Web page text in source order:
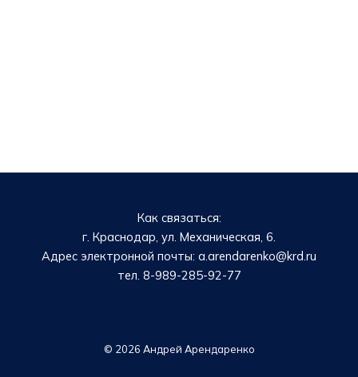
Как связаться:
г. Краснодар, ул. Механическая, 6.
Адрес электронной почты: a.arendarenko@krd.ru
тел. 8-989-285-92-77
© 2026 Андрей Арендаренко